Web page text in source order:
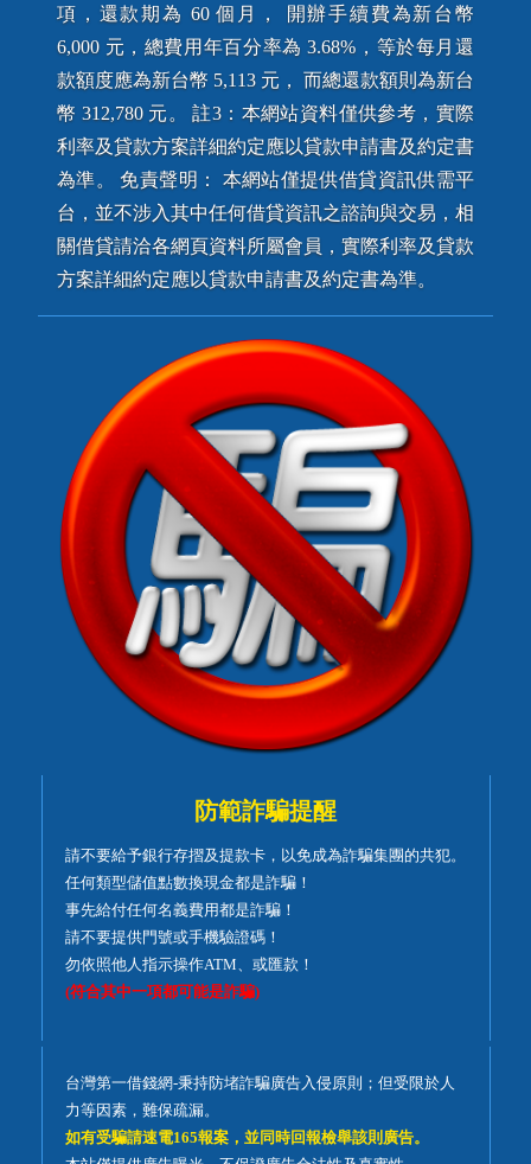
項，還款期為 60 個月， 開辦手續費為新台幣
6,000 元，總費用年百分率為 3.68%，等於每月還
款額度應為新台幣 5,113 元， 而總還款額則為新台
幣 312,780 元。 註3：本網站資料僅供參考，實際
利率及貸款方案詳細約定應以貸款申請書及約定書
為準。 免責聲明： 本網站僅提供借貸資訊供需平
台，並不涉入其中任何借貸資訊之諮詢與交易，相
關借貸請洽各網頁資料所屬會員，實際利率及貸款
方案詳細約定應以貸款申請書及約定書為準。
防範詐騙提醒
請不要給予銀行存摺及提款卡，以免成為詐騙集團的共犯。
任何類型儲值點數換現金都是詐騙！
事先給付任何名義費用都是詐騙！
請不要提供門號或手機驗證碼！
勿依照他人指示操作ATM、或匯款！
(符合其中一項都可能是詐騙)
台灣第一借錢網-秉持防堵詐騙廣告入侵原則；但受限於人
力等因素，難保疏漏。
如有受騙請速電165報案，並同時回報檢舉該則廣告。